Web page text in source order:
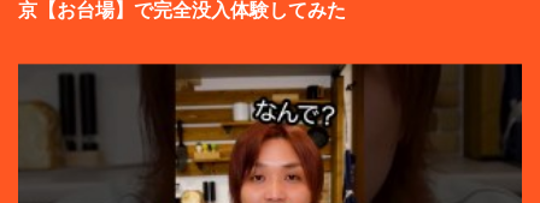
京【お台場】で完全没入体験してみた